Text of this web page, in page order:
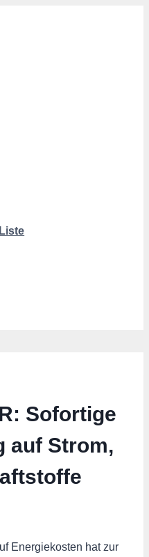
Sofortige
auf Strom,
Energiekosten hat zur